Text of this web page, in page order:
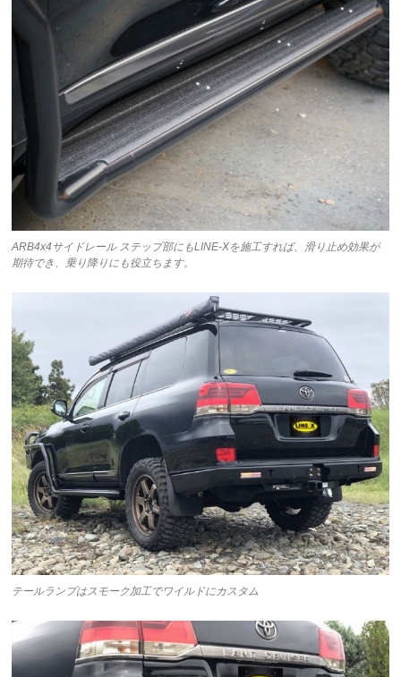
ARB4x4サイドレール ステップ部にもLINE-Xを施工すれば、滑り止め効果が
期待でき、乗り降りにも役立ちます。
テールランプはスモーク加工でワイルドにカスタム